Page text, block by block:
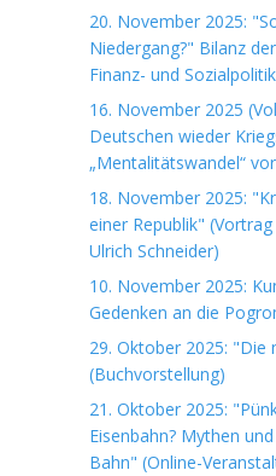
20. November 2025:
Niedergang?" Bilanz
Finanz- und Sozialpolitik
16. November 2025
Deutschen wieder
„Mentalitätswandel“
18. November 2025:
einer Republik"
Ulrich Schneider)
10. November 2025:
Gedenken an die
29. Oktober 2025:
(Buchvorstellung)
21. Oktober 2025:
Eisenbahn? Mythen
Bahn" (Online-